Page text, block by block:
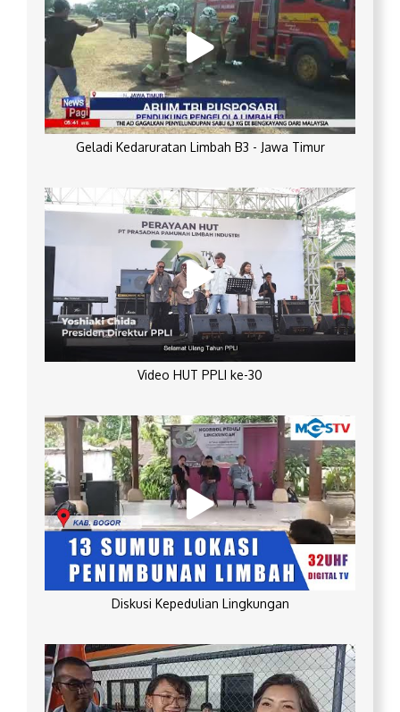
Geladi Kedaruratan Limbah B3 - Jawa Timur
Video HUT PPLI ke-30
Diskusi Kepedulian Lingkungan